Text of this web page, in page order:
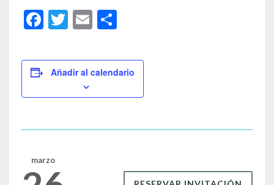
F
c
e
b
o
k
T
tt
er
E
ailm
p
ar
Añadir al calendario
marzo